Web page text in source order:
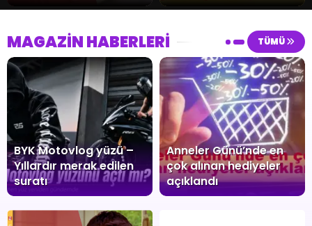
MAGAZİN HABERLERİ TÜMÜ
BYK Motovlog yüzü –
Yıllardır merak edilen
suratı
Anneler Günü’nde en
çok alınan hediyeler
açıklandı